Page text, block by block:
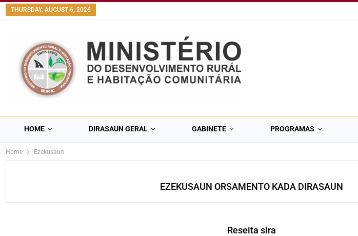
content
THURSDAY, AUGUST 6, 2026
HOME DIRASAUN GERAL GABINETE PROGRAMAS
Home Ezekusaun
EZEKUSAUN ORSAMENTO KADA DIRASAUN
Reseita sira